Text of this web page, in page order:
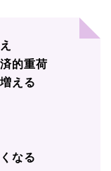
的重荷
える
なる